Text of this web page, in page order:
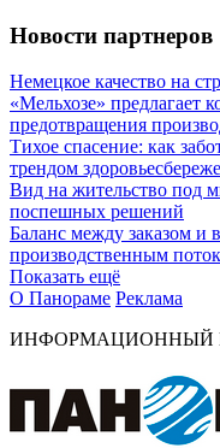
Новости партнеров
Немецкое качество на
«Мельхозе» предлагает
предотвращения
Тихое спасение: как
трендом
Вид на жительство под
поспешных решений
Баланс между заказом и
производственным
Показать ещё
О Панораме Реклама
ИНФОРМАЦИОННЫЙ